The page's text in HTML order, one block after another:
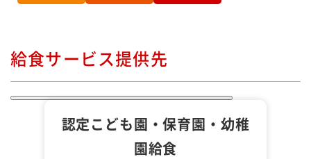
給食サービス提供先
認定こども園・保育園・幼稚
園給食